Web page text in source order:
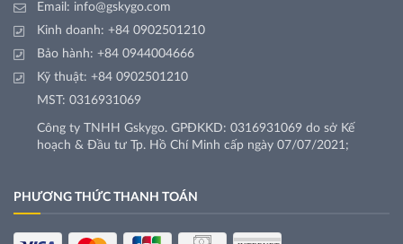
Email: info@gskygo.com
Kinh doanh: +84 0902501210
Bảo hành: +84 0944004666
Kỹ thuật: +84 0902501210
MST: 0316931069
Công ty TNHH Gskygo. GPĐKKD: 0316931069 do sở Kế
hoạch & Đầu tư Tp. Hồ Chí Minh cấp ngày 07/07/2021;
PHƯƠNG THỨC THANH TOÁN